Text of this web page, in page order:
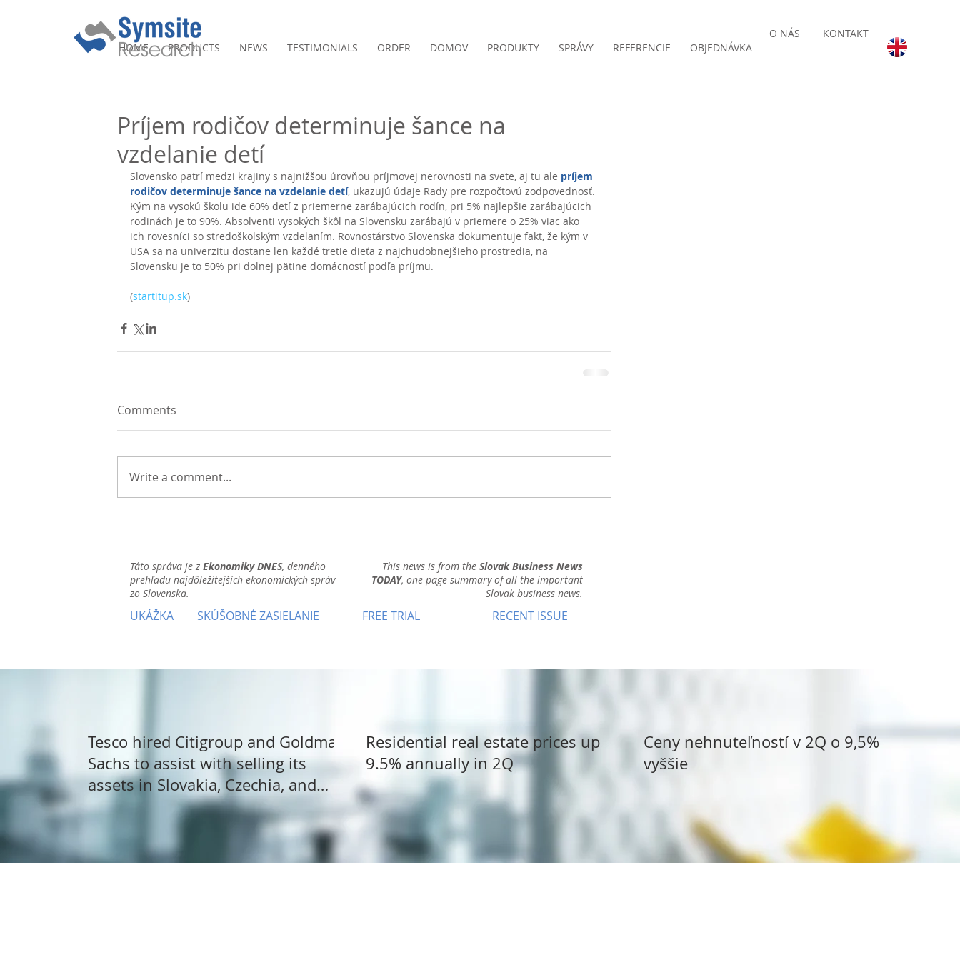
KONTAKT
O NÁS
HOME
PRODUCTS NEWS TESTIMONIALS ORDER DOMOV PRODUKTY SPRÁVY REFERENCIE OBJEDNÁVKA
Príjem rodičov determinuje šance na
vzdelanie detí
Slovensko patrí medzi krajiny s najnižšou úrovňou príjmovej nerovnosti na svete, aj tu ale príjem
rodičov determinuje šance na vzdelanie detí, ukazujú údaje Rady pre rozpočtovú zodpovednosť.
Kým na vysokú školu ide 60% detí z priemerne zarábajúcich rodín, pri 5% najlepšie zarábajúcich
rodinách je to 90%. Absolventi vysokých škôl na Slovensku zarábajú v priemere o 25% viac ako
ich rovesníci so stredoškolským vzdelaním. Rovnostárstvo Slovenska dokumentuje fakt, že kým v
USA sa na univerzitu dostane len každé tretie dieťa z najchudobnejšieho prostredia, na
Slovensku je to 50% pri dolnej pätine domácností podľa príjmu.
(startitup.sk)
Comments
Write a comment...
Táto správa je z Ekonomiky DNES, denného
prehľadu najdôležitejších ekonomických správ
zo Slovenska.
UKÁŽKA SKÚŠOBNÉ ZASIELANIE
This news is from the Slovak Business News
TODAY, one-page summary of all the important
Slovak business news.
FREE TRIAL RECENT ISSUE
Tesco hired Citigroup and Goldman
Sachs to assist with selling its
assets in Slovakia, Czechia, and
Hungary
Residential real estate prices up
9.5% annually in 2Q
Ceny nehnuteľností v 2Q o 9,5%
vyššie